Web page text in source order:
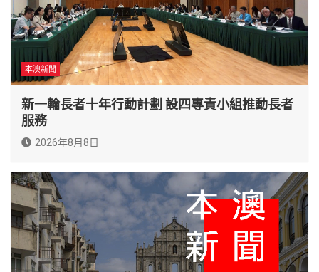
本澳新聞
新一輪長者十年行動計劃 設四專責小組推動長者
服務
2026年8月8日